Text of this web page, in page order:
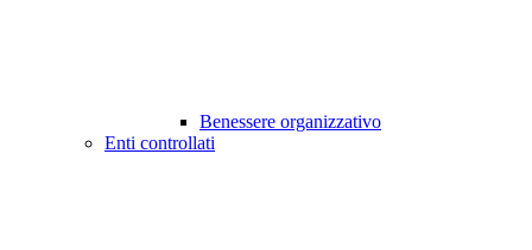
Benessere organizzativo
Enti controllati